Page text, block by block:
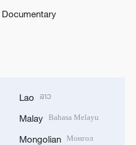
Documentary
Lao ລາວ
Malay Bahasa Melayu
Mongolian Монгол